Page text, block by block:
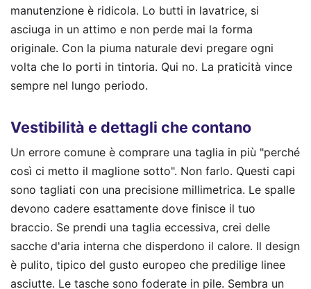
manutenzione è ridicola. Lo butti in lavatrice, si
asciuga in un attimo e non perde mai la forma
originale. Con la piuma naturale devi pregare ogni
volta che lo porti in tintoria. Qui no. La praticità vince
sempre nel lungo periodo.
Vestibilità e dettagli che contano
Un errore comune è comprare una taglia in più "perché
così ci metto il maglione sotto". Non farlo. Questi capi
sono tagliati con una precisione millimetrica. Le spalle
devono cadere esattamente dove finisce il tuo
braccio. Se prendi una taglia eccessiva, crei delle
sacche d'aria interna che disperdono il calore. Il design
è pulito, tipico del gusto europeo che predilige linee
asciutte. Le tasche sono foderate in pile. Sembra un